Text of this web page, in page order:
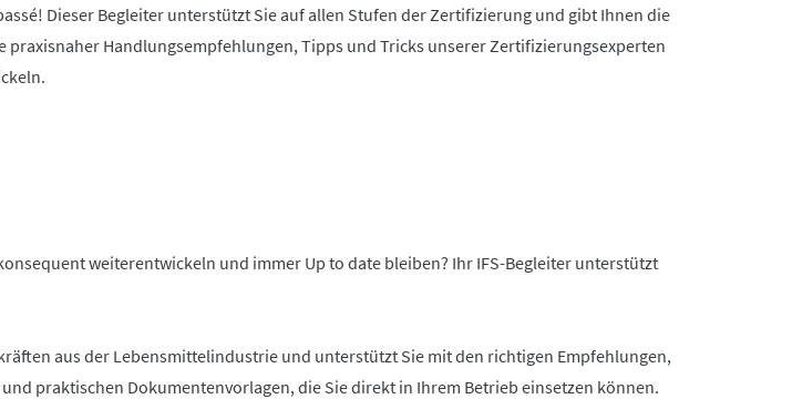
Dieser Begleiter unterstützt Sie auf allen Stufen der Zertifizierung und gibt Ihnen die
Handlungsempfehlungen, Tipps und Tricks unserer Zertifizierungsexperten
weiterentwickeln und immer Up to date bleiben? Ihr IFS-Begleiter unterstützt
aus der Lebensmittelindustrie und unterstützt Sie mit den richtigen Empfehlungen,
praktischen Dokumentenvorlagen, die Sie direkt in Ihrem Betrieb einsetzen können.